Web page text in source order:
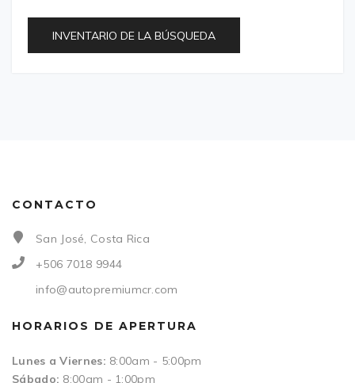
INVENTARIO DE LA BÚSQUEDA
CONTACTO
San José, Costa Rica
+506 7018 9944
info@autopremiumcr.com
HORARIOS DE APERTURA
Lunes a Viernes: 8:00am - 5:00pm
Sábado: 8:00am - 1:00pm